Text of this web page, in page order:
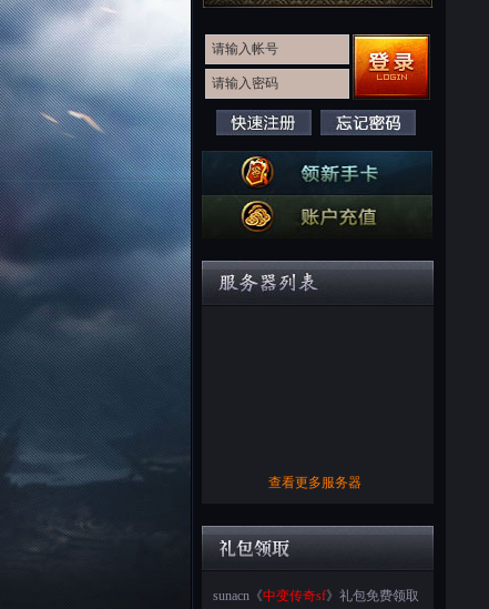
查看更多服务器
sunacn《中变传奇sf》礼包免费领取